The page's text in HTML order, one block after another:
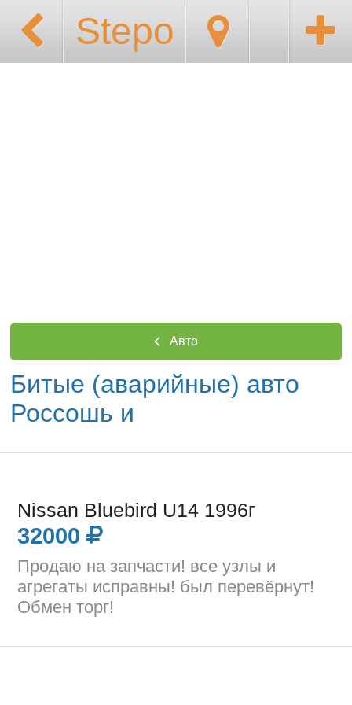
Stepo
Авто
Битые (аварийные) авто
Россошь и
Nissan Bluebird U14 1996г
32000
Продаю на запчасти! все узлы и
агрегаты исправны! был перевёрнут!
Обмен торг!